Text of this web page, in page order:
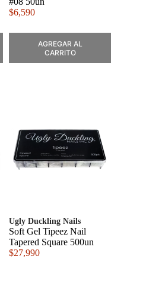
$6,590
AGREGAR AL
CARRITO
Ugly Duckling Nails
Soft Gel Tipeez Nail
Tapered Square 500un
$27,990